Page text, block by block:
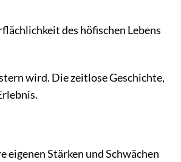
des höfischen Lebens
wird. Die zeitlose Geschichte,
eigenen Stärken und Schwächen